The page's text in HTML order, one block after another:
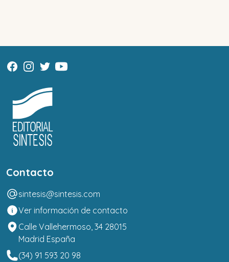
Contacto
sintesis@sintesis.com
Ver información de contacto
Calle Vallehermoso, 34 28015
Madrid España
(34) 91 593 20 98